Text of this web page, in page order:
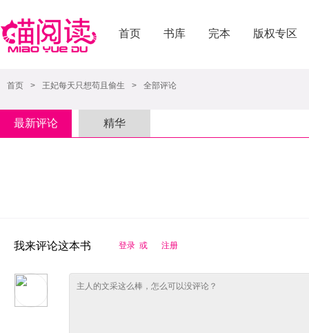
首页 书库 完本 版权专区
首页 > 王妃每天只想苟且偷生 > 全部评论
最新评论 精华
我来评论这本书 登录 或 注册